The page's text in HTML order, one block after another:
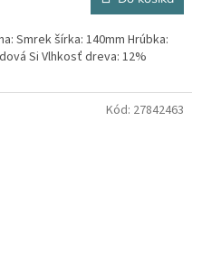
Smrek šírka: 140mm Hrúbka:
Si Vlhkosť dreva: 12%
Kód: 27842463